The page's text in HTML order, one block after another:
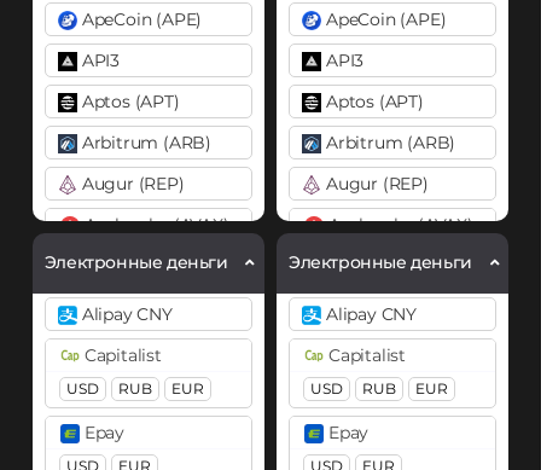
ApeCoin (APE)
API3
Aptos (APT)
Arbitrum (ARB)
Augur (REP)
Avalanche (AVAX)
X Chain C Chain
Axie Infinity (AXS)
Balancer (BAL)
Band
Basic Attention Token (BAT)
BEP20 ERC20
Электронные деньги
Alipay CNY
Capitalist
USD RUB EUR
Epay
USD EUR
ApeCoin (APE)
API3
Aptos (APT)
Arbitrum (ARB)
Augur (REP)
Avalanche (AVAX)
X Chain C Chain
Axie Infinity (AXS)
Balancer (BAL)
Band
Basic Attention Token
BEP20 ERC20
Электронные деньги
Alipay CNY
Capitalist
USD RUB EUR
Epay
USD EUR